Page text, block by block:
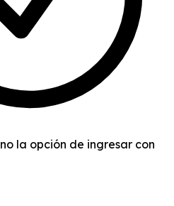
la opción de ingresar con